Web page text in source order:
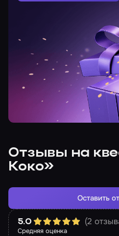
Отзывы на
Коко»
Средняя оценка
5.0 (2
Оставить